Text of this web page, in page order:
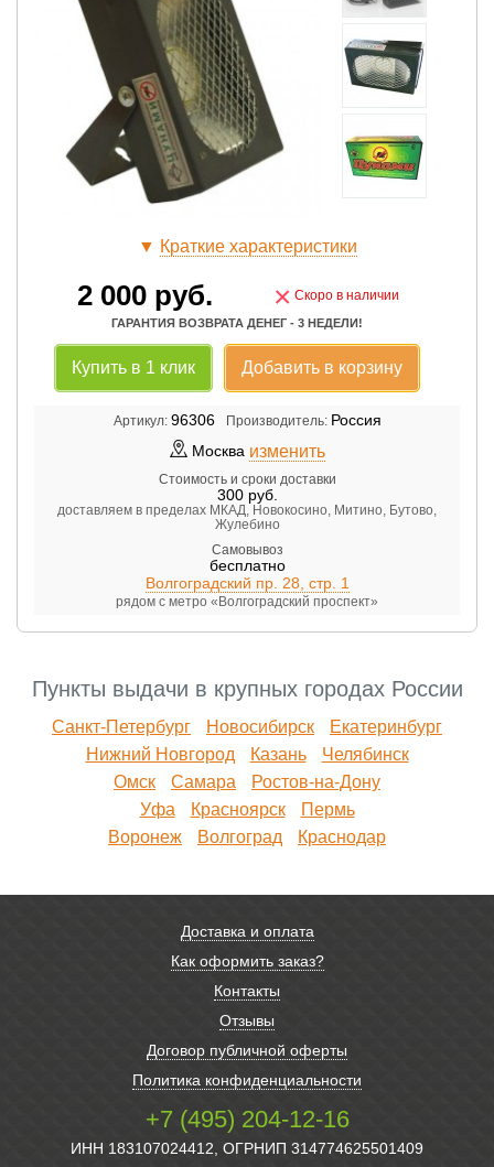
▼ Краткие характеристики
2 000руб. × Скоро в наличии
ГАРАНТИЯ ВОЗВРАТА ДЕНЕГ - 3 НЕДЕЛИ!
Купить в 1 клик Добавить в корзину
Артикул: 96306 Производитель: Россия
Москва изменить
Стоимость и сроки доставки
300руб.
доставляем в пределах МКАД, Новокосино, Митино, Бутово,
Жулебино
Самовывоз
бесплатно
Волгоградский пр. 28, стр. 1
рядом с метро «Волгоградский проспект»
Пункты выдачи в крупных городах России
Санкт-Петербург Новосибирск
Екатеринбург
Нижний Новгород
Казань
Челябинск
Омск
Самара
Ростов-на-Дону
Уфа
Красноярск
Пермь
Воронеж
Волгоград Краснодар
Доставка и оплата
Как оформить заказ?
Контакты
Отзывы
Договор публичной оферты
Политика конфиденциальности
+7 (495) 204-12-16
ИНН 183107024412, ОГРНИП 314774625501409